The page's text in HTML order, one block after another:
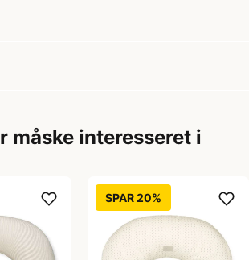
måske interesseret i
SPAR 20%